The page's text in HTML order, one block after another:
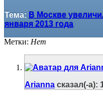
Тема: В Москве
января 2013 года
Метки: Нет
Arianna сказал(-а):